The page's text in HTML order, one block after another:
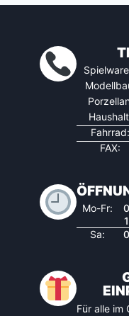
Fahrrad:
FAX:
Mo-Fr:
Sa:
Für alle im